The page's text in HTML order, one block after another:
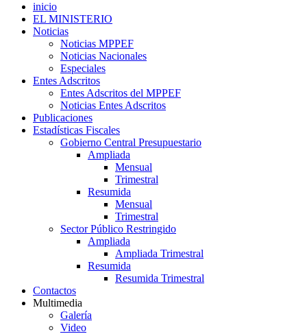
inicio
EL MINISTERIO
Noticias
Noticias MPPEF
Noticias Nacionales
Especiales
Entes Adscritos
Entes Adscritos del MPPEF
Noticias Entes Adscritos
Publicaciones
Estadísticas Fiscales
Gobierno Central Presupuestario
Ampliada
Mensual
Trimestral
Resumida
Mensual
Trimestral
Sector Público Restringido
Ampliada
Ampliada Trimestral
Resumida
Resumida Trimestral
Contactos
Multimedia
Galería
Video